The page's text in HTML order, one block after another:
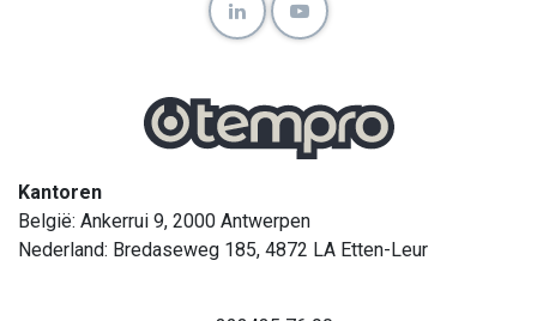
Kantoren
België: Ankerrui 9, 2000 Antwerpen
Nederland: Bredaseweg 185, 4872 LA Etten-Leur